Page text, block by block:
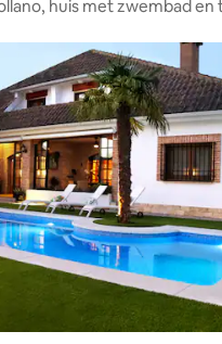
huis met zwembad en